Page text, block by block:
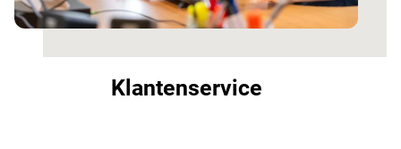
Klantenservice